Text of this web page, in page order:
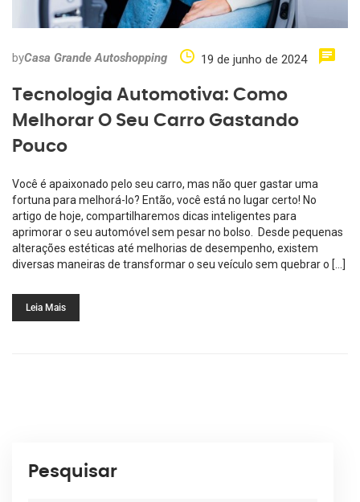
byCasa Grande Autoshopping 19 de junho de 2024
Tecnologia Automotiva: Como
Melhorar O Seu Carro Gastando
Pouco
Você é apaixonado pelo seu carro, mas não quer gastar uma
fortuna para melhorá-lo? Então, você está no lugar certo! No
artigo de hoje, compartilharemos dicas inteligentes para
aprimorar o seu automóvel sem pesar no bolso. Desde pequenas
alterações estéticas até melhorias de desempenho, existem
diversas maneiras de transformar o seu veículo sem quebrar o […]
Leia Mais
Pesquisar